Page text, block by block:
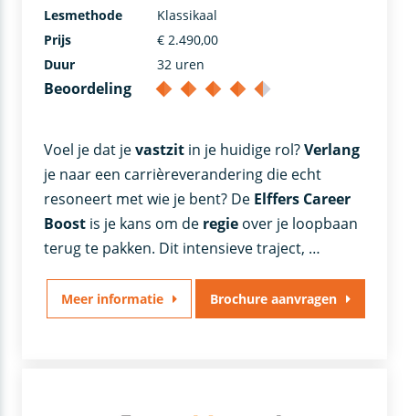
Voel je dat jevastzit in je huidige rol?Verlang
je naar een carrièreverandering die echt
resoneert met wie je bent? De Elffers Career
Boost is je kans om de regie over je loopbaan
terug te pakken. Dit intensieve traject, …
Lesmethode
Klassikaal
Prijs
€ 2.490,00
Duur
32 uren
Beoordeling
Meer informatie Brochure aanvragen